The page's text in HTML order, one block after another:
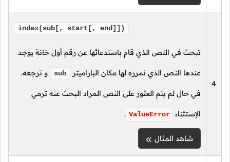
4
index(sub[, start[, end]])
تبحث في النص الذي قام باستدعائها عن رقم أول خانة يوجد
عندها النص الذي نمرره لها مكان الباراميتر sub و ترجعه.
في حال لم يتم العثور على النص المراد البحث عنه ترمي
الإستثناء ValueError
.
شاهد المثال